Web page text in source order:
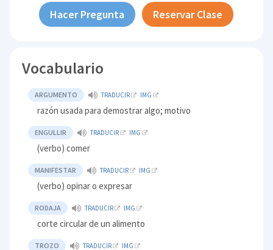
Hacer Pregunta Reservar Clase
Vocabulario
ARGUMENTO TRADUCIR IMG
razón usada para demostrar algo; motivo
ENGULLIR TRADUCIR IMG
(verbo) comer
MANIFESTAR TRADUCIR IMG
(verbo) opinar o expresar
RODAJA TRADUCIR IMG
corte circular de un alimento
TROZO TRADUCIR IMG